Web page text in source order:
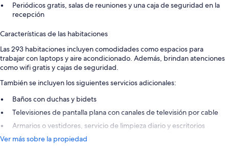
Periódicos gratis, salas de reuniones y una caja de seguridad en la
recepción
Características de las habitaciones
Las 293 habitaciones incluyen comodidades como espacios para
trabajar con laptops y aire acondicionado. Además, brindan atenciones
como wifi gratis y cajas de seguridad.
También se incluyen los siguientes servicios adicionales:
Baños con duchas y bidets
Televisiones de pantalla plana con canales de televisión por cable
Armarios o vestidores, servicio de limpieza diario y escritorios
Ver más sobre la propiedad